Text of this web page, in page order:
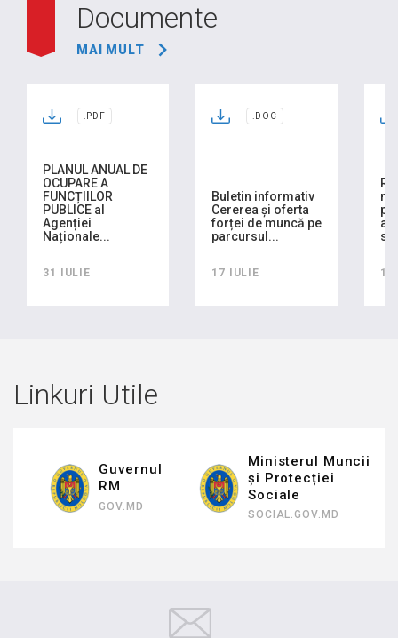
Documente
MAI MULT
.PDF
PLANUL ANUAL DE
OCUPARE A
FUNCȚIILOR
PUBLICE al
Agenției
Naționale...
31 IULIE
.DOC
Buletin informativ
Cererea și oferta
forței de muncă pe
parcursul...
17 IULIE 16
Linkuri Utile
Guvernul
RM
GOV.MD
Ministerul Muncii
și Protecției
Sociale
SOCIAL.GOV.MD